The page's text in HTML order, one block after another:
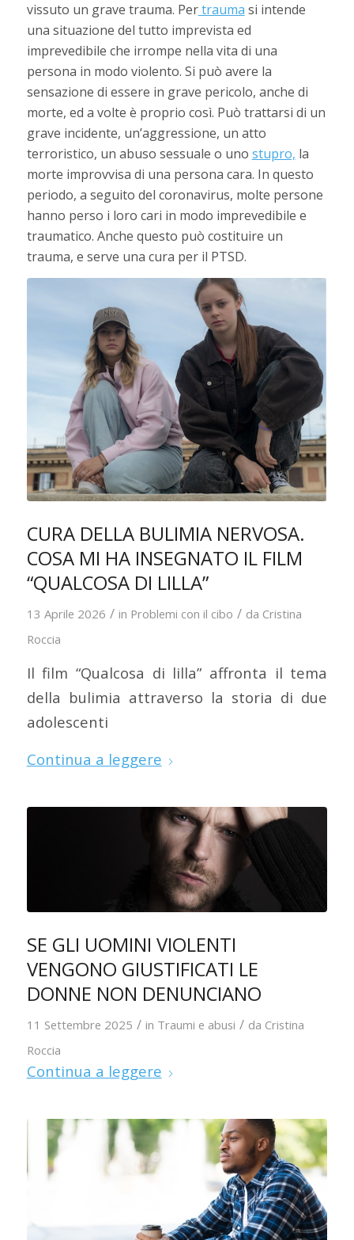
vissuto un grave trauma. Pertrauma si intende
una situazione del tutto imprevista ed
imprevedibile che irrompe nella vita di una
persona in modo violento. Si può avere la
sensazione di essere in grave pericolo, anche di
morte, ed a volte è proprio così. Può trattarsi di un
grave incidente, un’aggressione, un atto
terroristico, un abuso sessuale o uno stupro, la
morte improvvisa di una persona cara. In questo
periodo, a seguito del coronavirus, molte persone
hanno perso i loro cari in modo imprevedibile e
traumatico. Anche questo può costituire un
trauma, e serve una cura per il PTSD.
CURA DELLA BULIMIA NERVOSA.
COSA MI HA INSEGNATO IL FILM
“QUALCOSA DI LILLA”
13 Aprile 2026 / in Problemi con il cibo / da Cristina
Roccia
Il film “Qualcosa di lilla” affronta il tema
della bulimia attraverso la storia di due
adolescenti
Continua a leggere
SE GLI UOMINI VIOLENTI
VENGONO GIUSTIFICATI LE
DONNE NON DENUNCIANO
11 Settembre 2025 / in Traumi e abusi / da Cristina
Roccia
Continua a leggere